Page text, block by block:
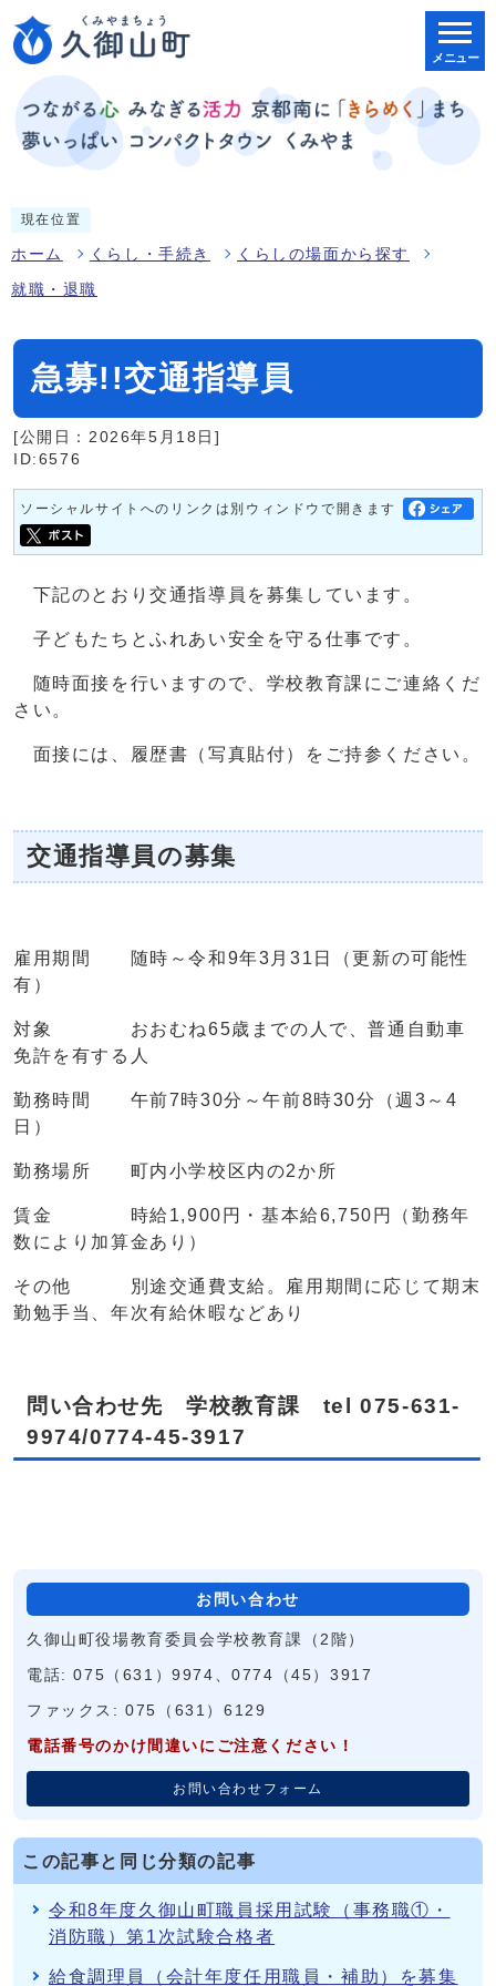
メニュー
現在位置
ホーム くらし・手続き くらしの場面から探す
就職・退職
急募!!交通指導員
[公開日：2026年5月18日]
ID:6576
ソーシャルサイトへのリンクは別ウィンドウで開きます
下記のとおり交通指導員を募集しています。
子どもたちとふれあい安全を守る仕事です。
随時面接を行いますので、学校教育課にご連絡くだ
さい。
面接には、履歴書（写真貼付）をご持参ください。
交通指導員の募集
雇用期間 随時～令和9年3月31日（更新の可能性
有）
対象 おおむね65歳までの人で、普通自動車
免許を有する人
勤務時間 午前7時30分～午前8時30分（週3～4
日）
勤務場所 町内小学校区内の2か所
賃金 時給1,900円・基本給6,750円（勤務年
数により加算金あり）
その他 別途交通費支給。雇用期間に応じて期末
勤勉手当、年次有給休暇などあり
問い合わせ先 学校教育課 tel 075-631-
9974/0774-45-3917
お問い合わせ
久御山町役場教育委員会学校教育課（2階）
電話: 075（631）9974、0774（45）3917
ファックス: 075（631）6129
電話番号のかけ間違いにご注意ください！
お問い合わせフォーム
この記事と同じ分類の記事
令和8年度久御山町職員採用試験（事務職①・
消防職）第1次試験合格者
給食調理員（会計年度任用職員・補助）を募集